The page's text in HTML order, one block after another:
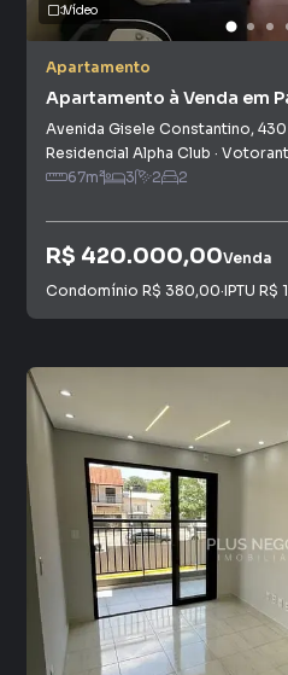
Vídeo
Apartamento
Apartamento à Venda em
Avenida Gisele Constantino, 430
Residencial Alpha Club ·
67m² 3 2 2
R$ 420.000,00Venda
Condomínio R$ 380,00·IPTU R$